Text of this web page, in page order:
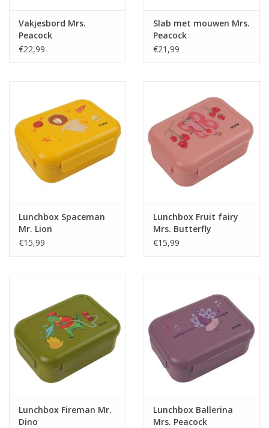
Vakjesbord Mrs.
Peacock
€22,99
Slab met mouwen Mrs.
Peacock
€21,99
Lunchbox Spaceman
Mr. Lion
€15,99
Lunchbox Fruit fairy
Mrs. Butterfly
€15,99
Lunchbox Fireman Mr.
Dino
Lunchbox Ballerina
Mrs. Peacock